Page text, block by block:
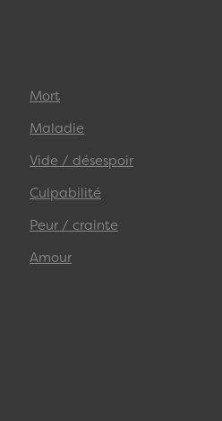
Mort
Maladie
Vide / désespoir
Culpabilité
Peur / crainte
Amour